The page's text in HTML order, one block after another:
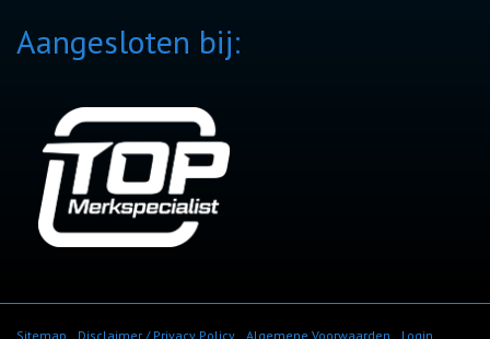
Aangesloten bij:
Sitemap Disclaimer / Privacy Policy Algemene Voorwaarden Login